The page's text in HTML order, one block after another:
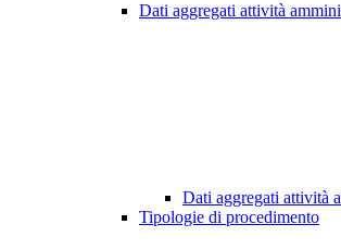
Dati aggregati attività
Dati aggregati attività
Tipologie di procedimento